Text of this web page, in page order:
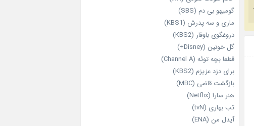
گومیهو بی دم (SBS)
ماری و سه پدرش (KBS1)
دروغگوی باوقار (KBS2)
گل خونین (Disney+)
قطعا بچه توئه (Channel A)
برای دزد عزیزم (KBS2)
بازگشت قاضی (MBC)
هنر سارا (Netflix)
تب بهاری (tvN)
آیدل من (ENA)